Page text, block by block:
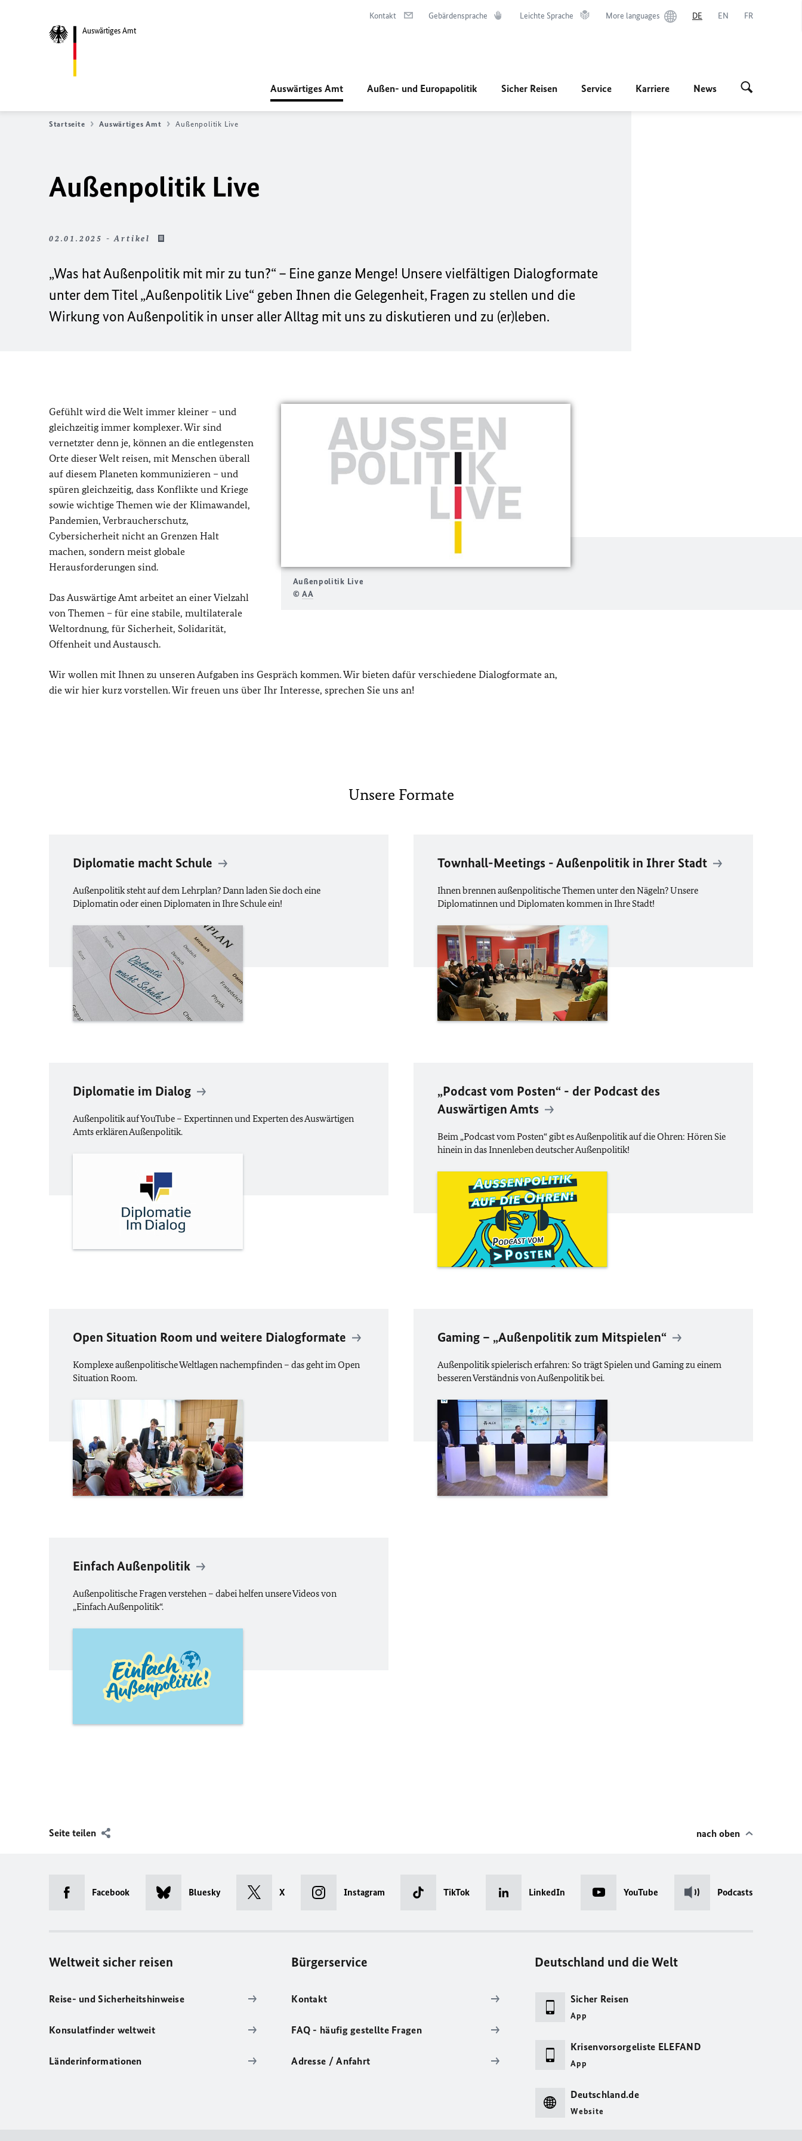
Auswärtiges Amt
Kontakt Gebärdensprache Leichte Sprache More languages DE EN FR
Auswärtiges Amt Außen- und Europapolitik Sicher Reisen Service Karriere News
Startseite Auswärtiges Amt Außenpolitik Live
Außenpolitik Live
02.01.2025 - Artikel
„Was hat Außenpolitik mit mir zu tun?“ – Eine ganze Menge! Unsere vielfältigen Dialogformate
unter dem Titel „Außenpolitik Live“ geben Ihnen die Gelegenheit, Fragen zu stellen und die
Wirkung von Außenpolitik in unser aller Alltag mit uns zu diskutieren und zu (er)leben.
Außenpolitik Live
© AA
Gefühlt wird die Welt immer kleiner – und
gleichzeitig immer komplexer. Wir sind
vernetzter denn je, können an die entlegensten
Orte dieser Welt reisen, mit Menschen überall
auf diesem Planeten kommunizieren – und
spüren gleichzeitig, dass Konflikte und Kriege
sowie wichtige Themen wie der Klimawandel,
Pandemien, Verbraucherschutz,
Cybersicherheit nicht an Grenzen Halt
machen, sondern meist globale
Herausforderungen sind.
Das Auswärtige Amt arbeitet an einer Vielzahl
von Themen – für eine stabile, multilaterale
Weltordnung, für Sicherheit, Solidarität,
Offenheit und Austausch.
Wir wollen mit Ihnen zu unseren Aufgaben ins Gespräch kommen. Wir bieten dafür verschiedene Dialogformate an,
die wir hier kurz vorstellen. Wir freuen uns über Ihr Interesse, sprechen Sie uns an!
Unsere Formate
Diplomatie macht Schule
Außenpolitik steht auf dem Lehrplan? Dann laden Sie doch eine
Diplomatin oder einen Diplomaten in Ihre Schule ein!
Townhall-Meetings - Außenpolitik in Ihrer Stadt
Ihnen brennen außenpolitische Themen unter den Nägeln? Unsere
Diplomatinnen und Diplomaten kommen in Ihre Stadt!
Diplomatie im Dialog
Außenpolitik auf YouTube – Expertinnen und Experten des Auswärtigen
Amts erklären Außenpolitik.
„Podcast vom Posten“ - der Podcast des
Auswärtigen Amts
Beim „Podcast vom Posten“ gibt es Außenpolitik auf die Ohren: Hören Sie
hinein in das Innenleben deutscher Außenpolitik!
Open Situation Room und weitere Dialogformate
Komplexe außenpolitische Weltlagen nachempfinden – das geht imOpen
Situation Room.
Gaming – „Außenpolitik zum Mitspielen“
Außenpolitik spielerisch erfahren: So trägt Spielen undGamingzu einem
besseren Verständnis von Außenpolitik bei.
Einfach Außenpolitik
Außenpolitische Fragen verstehen – dabei helfen unsere Videos von
„Einfach Außenpolitik“.
Seite teilen nach oben
Facebook Bluesky X Instagram TikTok LinkedIn YouTube Podcasts
Weltweit sicher reisen
Reise- und Sicherheitshinweise
Konsulatfinder weltweit
Länderinformationen
Bürgerservice
Kontakt
FAQ - häufig gestellte Fragen
Adresse / Anfahrt
Deutschland und die Welt
Sicher Reisen
App
Krisenvorsorgeliste ELEFAND
App
Deutschland.de
Website